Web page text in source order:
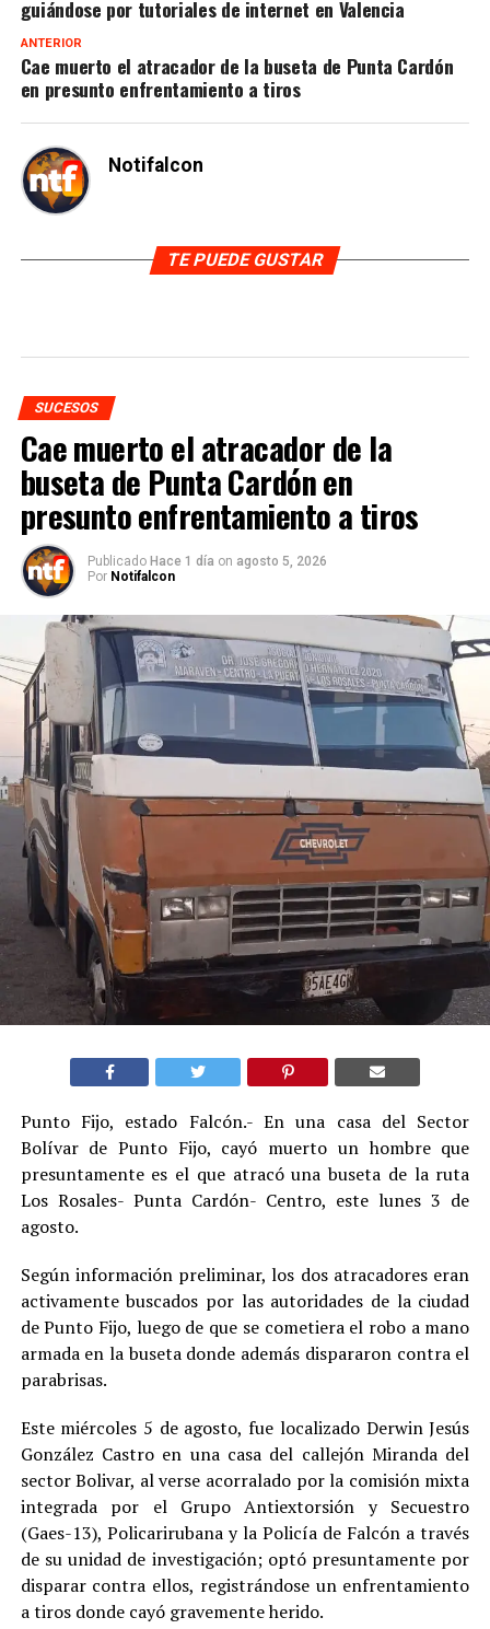
guiándose por tutoriales de internet en Valencia
ANTERIOR
Cae muerto el atracador de la buseta de Punta Cardón
en presunto enfrentamiento a tiros
Notifalcon
TE PUEDE GUSTAR
SUCESOS
Cae muerto el atracador de la
buseta de Punta Cardón en
presunto enfrentamiento a tiros
Publicado Hace 1 día on agosto 5, 2026
Por Notifalcon
Punto Fijo, estado Falcón.- En una casa del Sector
Bolívar de Punto Fijo, cayó muerto un hombre que
presuntamente es el que atracó una buseta de la ruta
Los Rosales- Punta Cardón- Centro, este lunes 3 de
agosto.
Según información preliminar, los dos atracadores eran
activamente buscados por las autoridades de la ciudad
de Punto Fijo, luego de que se cometiera el robo a mano
armada en la buseta donde además dispararon contra el
parabrisas.
Este miércoles 5 de agosto, fue localizado Derwin Jesús
González Castro en una casa del callejón Miranda del
sector Bolivar, al verse acorralado por la comisión mixta
integrada por el Grupo Antiextorsión y Secuestro
(Gaes-13), Policarirubana y la Policía de Falcón a través
de su unidad de investigación; optó presuntamente por
disparar contra ellos, registrándose un enfrentamiento
a tiros donde cayó gravemente herido.